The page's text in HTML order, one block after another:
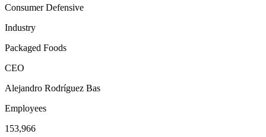
Consumer Defensive
Industry
Packaged Foods
CEO
Alejandro Rodríguez Bas
Employees
153,966